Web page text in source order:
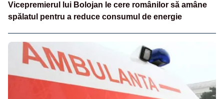
Vicepremierul lui Bolojan le cere românilor să amâne
spălatul pentru a reduce consumul de energie